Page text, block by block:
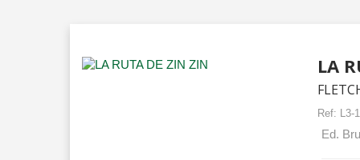
LA
Ref: L3-
Ed.